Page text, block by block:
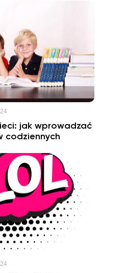
jak wprowadzać
codziennych